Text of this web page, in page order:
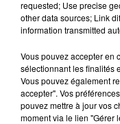
15 juillet 2026
requested; Use precise
other data sources; Link
information transmitted
Vous pouvez accepter en
sélectionnant les finalités
Vous pouvez également
accepter". Vos
pouvez mettre à jour vos
moment via le lien "Gérer